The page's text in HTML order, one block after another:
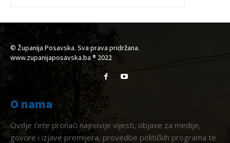
© Županija Posavska. Sva prava pridržana.
www.zupanijaposavska.ba ® 2022
O nama
Ovdje ćete pronaći najnovije vijesti, objave za medije,
govore i izjave premijera, provedbe političkih programa te